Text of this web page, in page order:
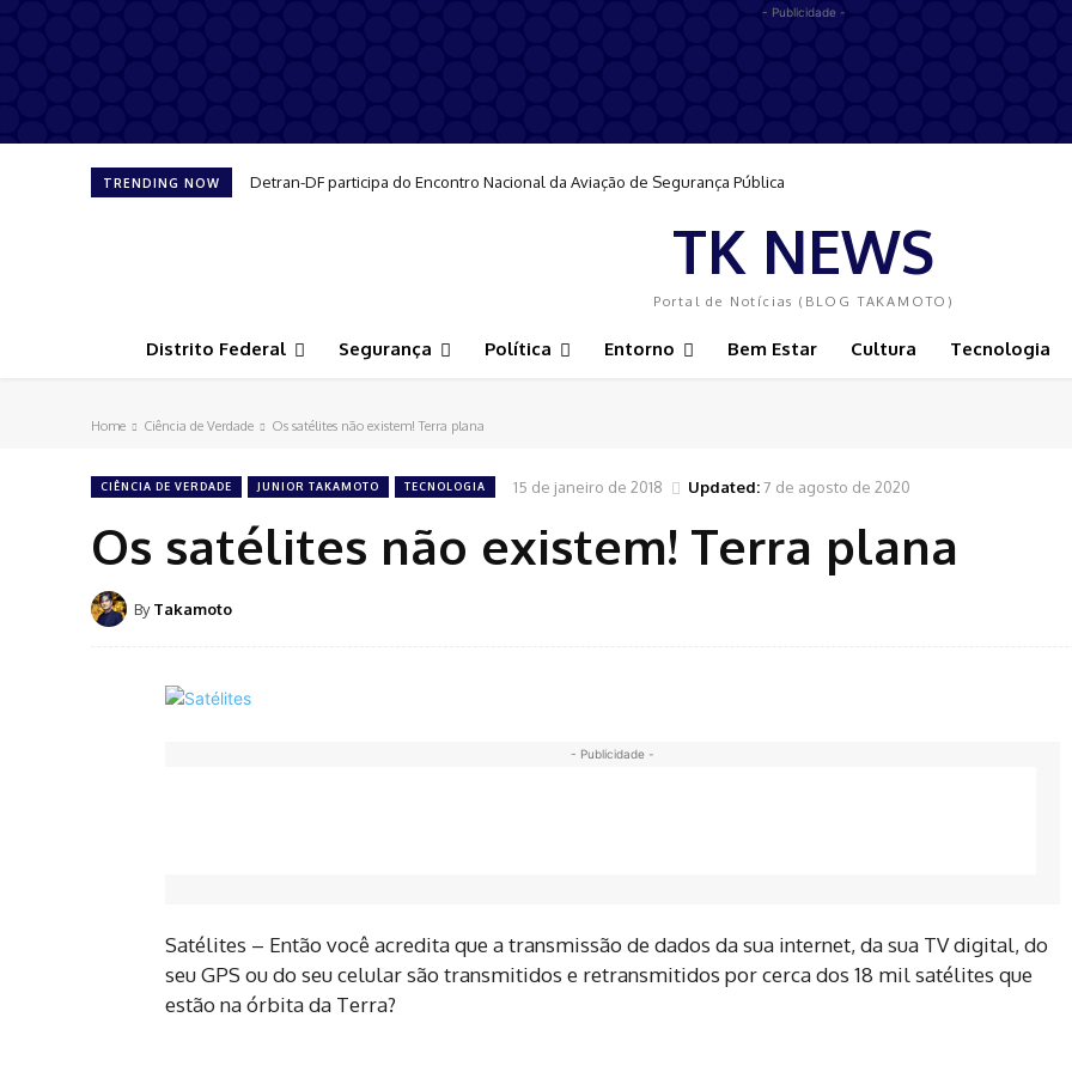
- Publicidade -
TRENDING NOW Detran-DF participa do Encontro Nacional da Aviação de Segurança Pública
TK NEWS
Portal de Notícias (BLOG TAKAMOTO)
Distrito Federal Segurança Política Entorno Bem Estar Cultura Tecnologia
Home Ciência de Verdade Os satélites não existem! Terra plana
CIÊNCIA DE VERDADE JUNIOR TAKAMOTO TECNOLOGIA 15 de janeiro de 2018 Updated:7 de agosto de 2020
Os satélites não existem! Terra plana
By Takamoto
- Publicidade -
Satélites – Então você acredita que a transmissão de dados da sua internet, da sua TV digital, do
seu GPS ou do seu celular são transmitidos e retransmitidos por cerca dos 18 mil satélites que
estão na órbita da Terra?